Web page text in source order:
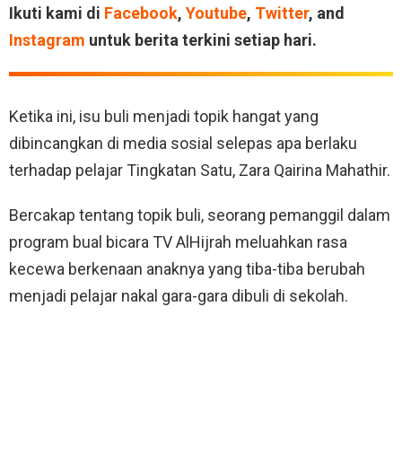
Ikuti kami di Facebook, Youtube, Twitter, and
Instagram untuk berita terkini setiap hari.
Ketika ini, isu buli menjadi topik hangat yang
dibincangkan di media sosial selepas apa berlaku
terhadap pelajar Tingkatan Satu, Zara Qairina Mahathir.
Bercakap tentang topik buli, seorang pemanggil dalam
program bual bicara TV AlHijrah meluahkan rasa
kecewa berkenaan anaknya yang tiba-tiba berubah
menjadi pelajar nakal gara-gara dibuli di sekolah.